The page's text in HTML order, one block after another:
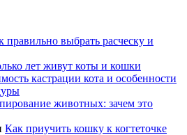
правильно выбрать расческу и
лет живут коты и кошки
кастрации кота и особенности
животных: зачем это
Как приучить кошку к когтеточке